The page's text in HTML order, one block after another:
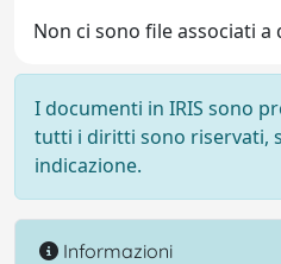
Non ci sono file associati
I documenti in IRIS sono
tutti i diritti sono riservati,
indicazione.
Informazioni